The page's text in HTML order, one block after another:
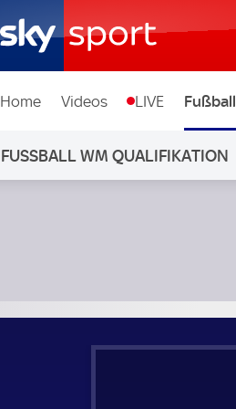
Home Videos LIVE Fußball
FUSSBALL WM QUALIFIKATION